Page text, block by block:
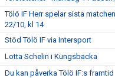
Tölö IF Herr spelar sista
22/10, kl 14
Stöd Tölö IF via Intersport
Lotta Schelin i Kungsbacka
Du kan påverka Tölö IF:s framtid